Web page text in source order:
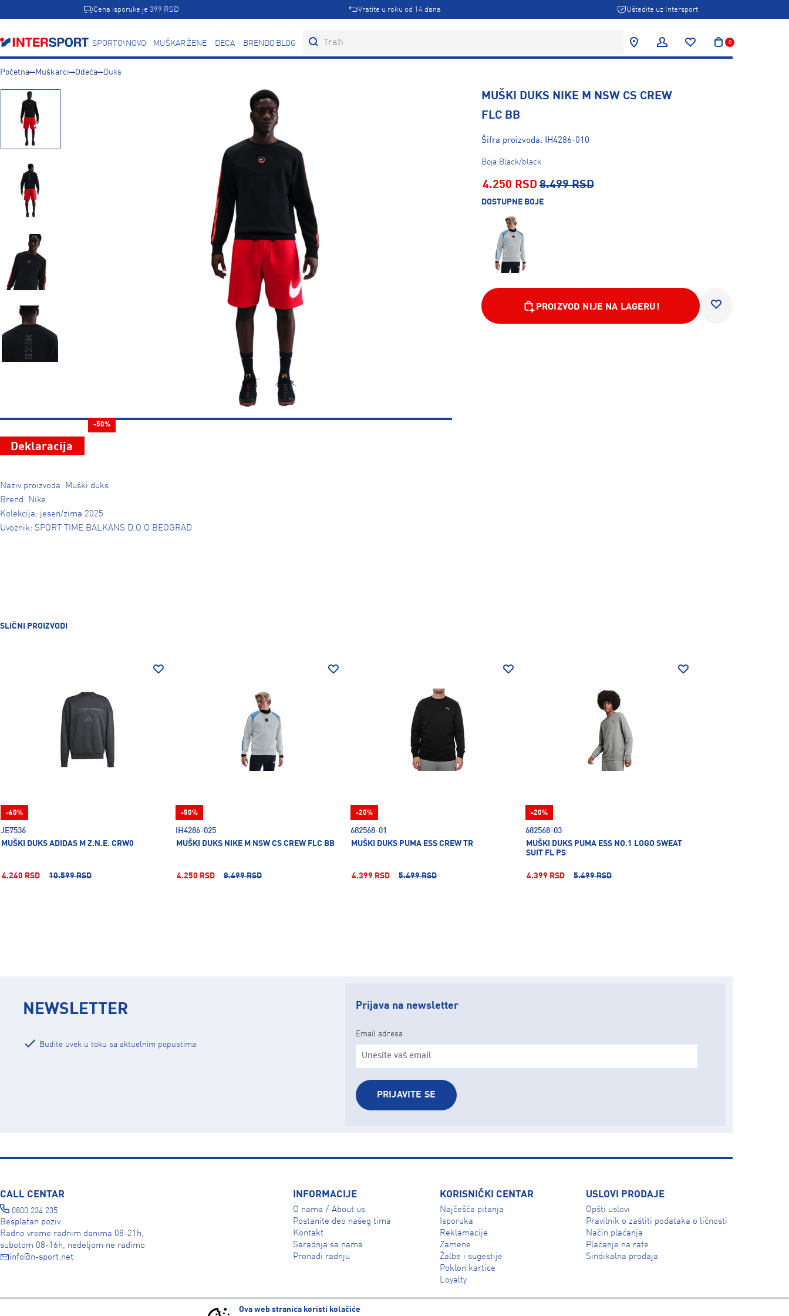
Cena isporuke je 399 RSD Vratite u roku od 14 dana Uštedite uz Intersport
SPORTOVINOVO MUŠKARCIŽENE DECA BRENDOVIBLOG 0
Ova web stranica koristi kolačiće
Početna Muškarci Odeća Duks
-50%
Deklaracija
Naziv proizvoda: Muški duks
Brend: Nike
Kolekcija: jesen/zima 2025
Uvoznik: SPORT TIME BALKANS D.O.O BEOGRAD
MUŠKI DUKS NIKE M NSW CS CREW
FLC BB
Šifra proizvoda: IH4286-010
Boja:Black/black
4.250 RSD 8.499 RSD
DOSTUPNE BOJE
PROIZVOD NIJE NA LAGERU!
SLIČNI PROIZVODI
JE7536
MUŠKI DUKS ADIDAS M Z.N.E. CRW0
4.240 RSD 10.599 RSD
-60%
IH4286-025
MUŠKI DUKS NIKE M NSW CS CREW FLC BB
4.250 RSD 8.499 RSD
-50%
682568-01
MUŠKI DUKS PUMA ESS CREW TR
4.399 RSD 5.499 RSD
-20%
682568-03
MUŠKI DUKS PUMA ESS NO.1 LOGO SWEAT
SUIT FL PS
4.399 RSD 5.499 RSD
-20%
NEWSLETTER
Budite uvek u toku sa aktuelnim popustima
Prijava na newsletter
Email adresa
PRIJAVITE SE
CALL CENTAR
0800 234 235
Besplatan poziv.
Radno vreme radnim danima 08-21h,
subotom 08-16h, nedeljom ne radimo
info@n-sport.net
INFORMACIJE
O nama / About us
Postanite deo našeg tima
Kontakt
Saradnja sa nama
Pronađi radnju
KORISNIČKI CENTAR
Najčešća pitanja
Isporuka
Reklamacije
Zamene
Žalbe i sugestije
Poklon kartice
Loyalty
USLOVI PRODAJE
Opšti uslovi
Pravilnik o zaštiti podataka o ličnosti
Način plaćanja
Plaćanje na rate
Sindikalna prodaja